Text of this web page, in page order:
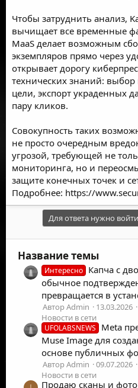
Чтобы затруднить анализ,
вычищает все временные
MaaS делает возможным
экземпляров прямо через
открывает дорогу
технических знаний:
цели, экспорт украденных
пару кликов.
Совокупность таких
не просто очередным
угрозой, требующей не
мониторинга, но и
защите конечных точек и
Подробнее: https://
Для ответа нужно
Название темы
Интересно Капча с
обычное
превращается в
Автор Admin 13.03.2026
Новости в сети
UFOLABSNEWS
Meta
Muse Image для
основе публичных
Автор Admin 09.07.2026
Новости в сети
Продаю сканы и